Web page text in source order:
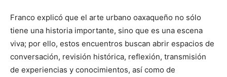
Franco explicó que el arte urbano oaxaqueño no sólo
tiene una historia importante, sino que es una escena
viva; por ello, estos encuentros buscan abrir espacios de
conversación, revisión histórica, reflexión, transmisión
de experiencias y conocimientos, así como de